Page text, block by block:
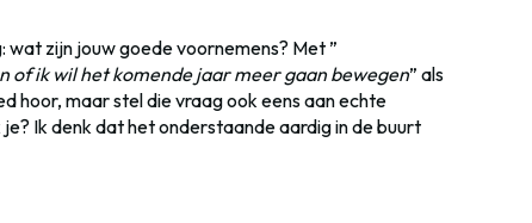
zijn jouw goede voornemens? Met ”
of ik wil het komende jaar meer gaan bewegen” als
hoor, maar stel die vraag ook eens aan echte
Ik denk dat het onderstaande aardig in de buurt